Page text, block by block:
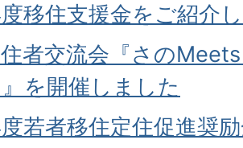
移住支援金をご紹介
者交流会『さの
を開催しました
若者移住定住促進奨